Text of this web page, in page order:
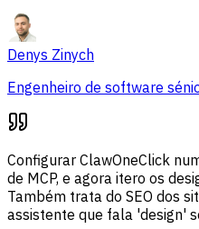
Denys Zinych
Engenheiro de software
Configurar ClawOneClick
de MCP, e agora itero os
Também trata do SEO dos
assistente que fala 'design'